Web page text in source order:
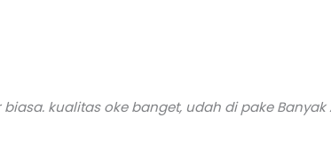
kualitas oke banget, udah di pake